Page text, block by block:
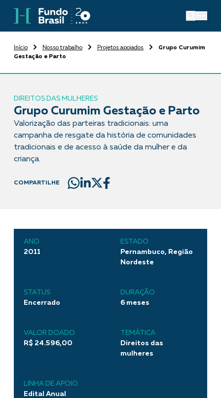
Início Nosso trabalho Projetos apoiados
Grupo Curumim
Gestação e Parto
DIREITOS DAS MULHERES
Grupo Curumim Gestação e Parto
Valorização das parteiras tradicionais: uma
campanha de resgate da história de comunidades
tradicionais e de acesso à saúde da mulher e da
criança.
COMPARTILHE
ANO
2011
ESTADO
Pernambuco, Região
Nordeste
STATUS
Encerrado
DURAÇÃO
6 meses
VALOR DOADO
R$ 24.596,00
TEMÁTICA
Direitos das
mulheres
LINHA DE APOIO
Edital Anual